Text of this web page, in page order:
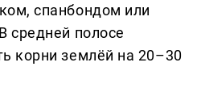
спанбондом или
средней полосе
корни землёй на 20–30